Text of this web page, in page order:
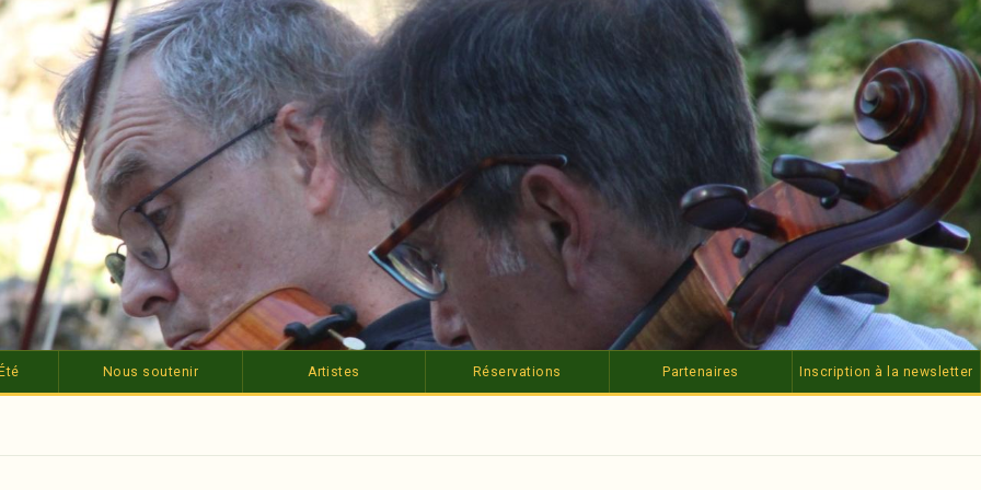
Nous soutenir Artistes Réservations Partenaires Inscription à la newsletter